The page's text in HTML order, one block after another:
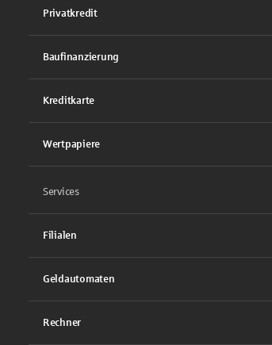
Privatkredit
Baufinanzierung
Kreditkarte
Wertpapiere
Services
Filialen
Geldautomaten
Rechner